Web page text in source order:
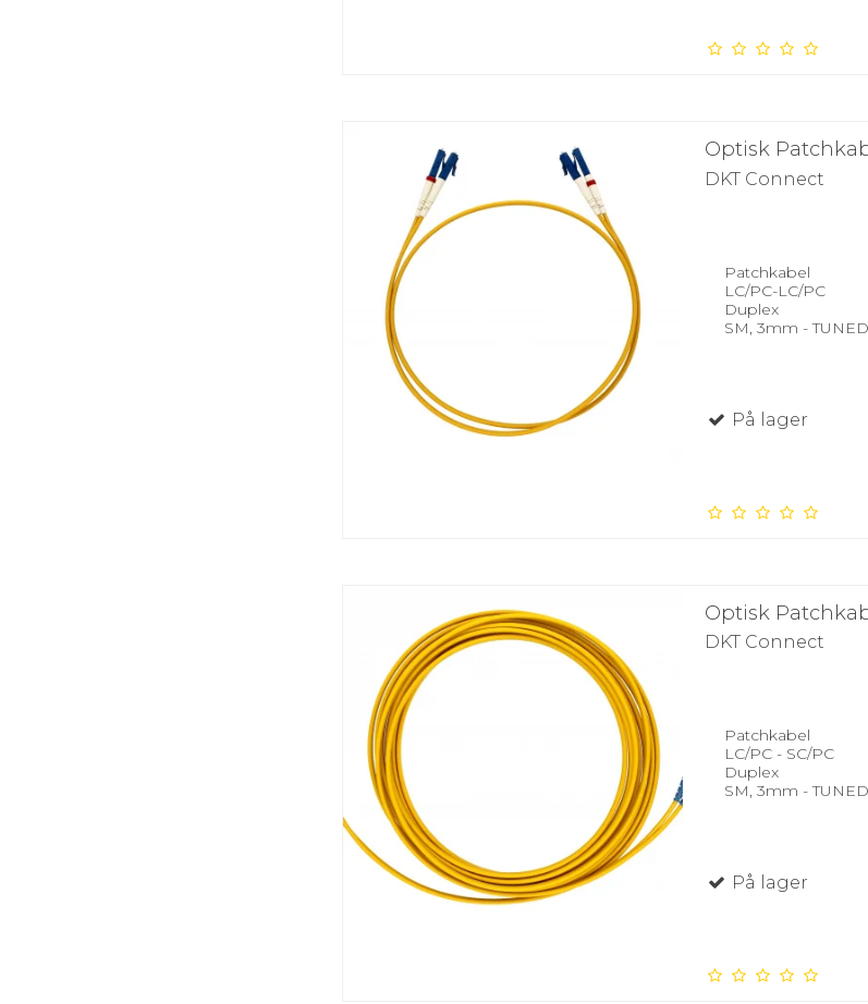
Optisk
DKT Connect
Patchkabel
LC/PC-LC/PC
Duplex
SM, 3mm - TUNED
På lager
Optisk
DKT Connect
Patchkabel
LC/PC - SC/PC
Duplex
SM, 3mm - TUNED
På lager